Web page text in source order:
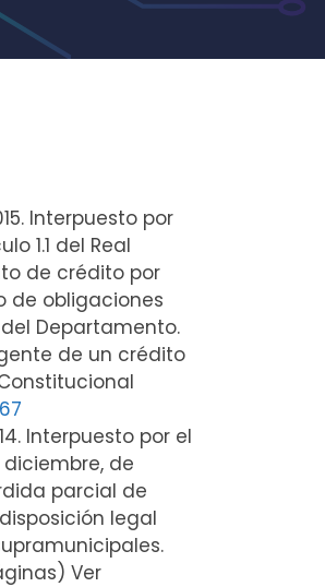
Interpuesto por
1.1 del Real
de crédito por
de obligaciones
Departamento.
de un crédito
Interpuesto por el
de
parcial de
legal
Ver